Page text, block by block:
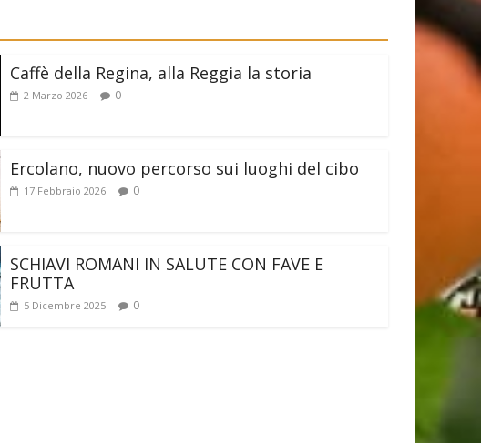
Caffè della Regina, alla Reggia la storia
2 Marzo 2026 0
Ercolano, nuovo percorso sui luoghi del cibo
17 Febbraio 2026 0
SCHIAVI ROMANI IN SALUTE CON FAVE E
FRUTTA
5 Dicembre 2025 0